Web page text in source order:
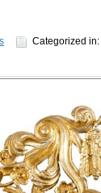
Categorized in: